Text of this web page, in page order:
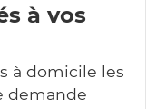
à vos
à domicile les
demande